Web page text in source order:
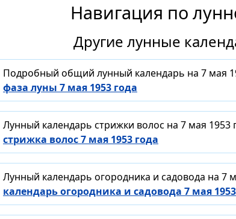
Навигация по
Другие лунные
Подробный общий лунный календарь на 7 мая
фаза луны 7 мая 1953 года
Лунный календарь стрижки волос на 7 мая
стрижка волос 7 мая 1953 года
Лунный календарь огородника и садовода на 7
календарь огородника и садовода 7 мая